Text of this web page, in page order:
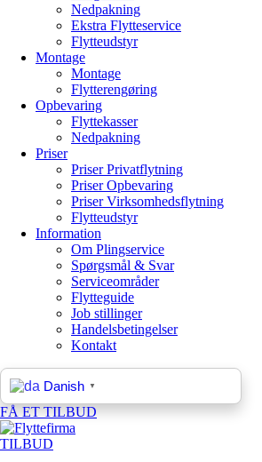
Nedpakning
Ekstra Flytteservice
Flytteudstyr
Montage
Montage
Flytterengøring
Opbevaring
Flyttekasser
Nedpakning
Priser
Priser Privatflytning
Priser Opbevaring
Priser Virksomhedsflytning
Flytteudstyr
Information
Om Plingservice
Spørgsmål & Svar
Serviceområder
Flytteguide
Job stillinger
Handelsbetingelser
Kontakt
Danish ▼
FÅ ET TILBUD
TILBUD